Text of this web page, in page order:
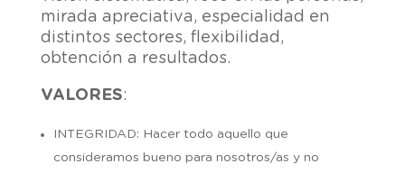
mirada apreciativa, especialidad en
distintos sectores, flexibilidad,
obtención a resultados.
VALORES:
INTEGRIDAD: Hacer todo aquello que
consideramos bueno para nosotros/as y no